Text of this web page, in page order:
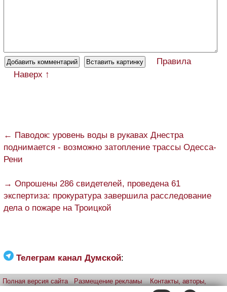
Правила
Наверх ↑
← Паводок: уровень воды в рукавах Днестра
поднимается - возможно затопление трассы Одесса-
Рени
→ Опрошены 286 свидетелей, проведена 61
экспертиза: прокуратура завершила расследование
дела о пожаре на Троицкой
Телеграм канал Думской:
Полная версия сайта Размещение рекламы
Контакты, авторы,